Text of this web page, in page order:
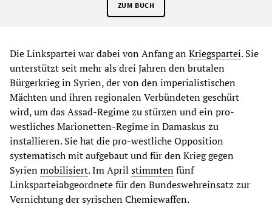
ZUM BUCH
Die Linkspartei war dabei von Anfang anKriegspartei. Sie
unterstützt seit mehr als drei Jahren den brutalen
Bürgerkrieg in Syrien, der von den imperialistischen
Mächten und ihren regionalen Verbündeten geschürt
wird, um das Assad-Regime zu stürzen und ein pro-
westliches Marionetten-Regime in Damaskus zu
installieren. Sie hat die pro-westliche Opposition
systematisch mit aufgebaut und für den Krieg gegen
Syrienmobilisiert. Im April stimmtenfünf
Linksparteiabgeordnete für den Bundeswehreinsatz zur
Vernichtung der syrischen Chemiewaffen.